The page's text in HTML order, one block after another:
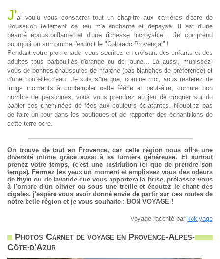
J'ai voulu vous consacrer tout un chapitre aux carrières d'ocre de
Roussillon tellement ce lieu m'a enchanté et dépaysé. Il est d'une
beauté époustouflante et d'une richesse incroyable... Je comprend
pourquoi on surnomme l'endroit le "Colorado Provençal" !
Pendant votre promenade, vous sourirez en croisant des enfants et des
adultes tous barbouillés d'orange ou de jaune... Là aussi, munissez-
vous de bonnes chaussures de marche (pas blanches de préférence) et
d'une bouteille d'eau. Je suis sûre que, comme moi, vous resterez de
longs moments à contempler cette féérie et peut-être, comme bon
nombre de personnes, vous vous prendrez au jeu de croquer sur du
papier ces cheminées de fées aux couleurs éclatantes. N'oubliez pas
de faire un tour dans les boutiques et de rapporter des échantillons de
cette terre ocre.
On trouve de tout en Provence, car cette région nous offre une
diversité infinie grâce aussi à sa lumière généreuse. Et surtout
prenez votre temps, (c'est une institution ici que de prendre son
temps). Fermez les yeux un moment et emplissez vous des odeurs
de thym ou de lavande que vous apportera la brise, prélassez vous
à l'ombre d'un olivier ou sous une treille et écoutez le chant des
cigales. j'espère vous avoir donné envie de partir sur ces routes de
notre belle région et je vous souhaite : BON VOYAGE !
Voyage raconté par kokiyage
Photos Carnet de voyage en Provence-Alpes-
Côte-d'Azur